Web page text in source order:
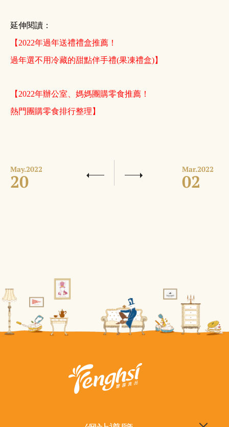
延伸閱讀：
【2022年過年送禮禮盒推薦！
過年選不用冷藏的甜點伴手禮(果凍禮盒)】
【2022年辦公室、媽媽團購零食推薦！
熱門團購零食排行整理】
May.2022
20 Mar.2022
02